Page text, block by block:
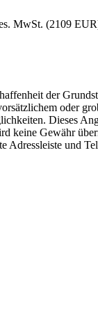
MwSt. (2109
der
oder
Dieses
keine Gewähr
Adressleiste und